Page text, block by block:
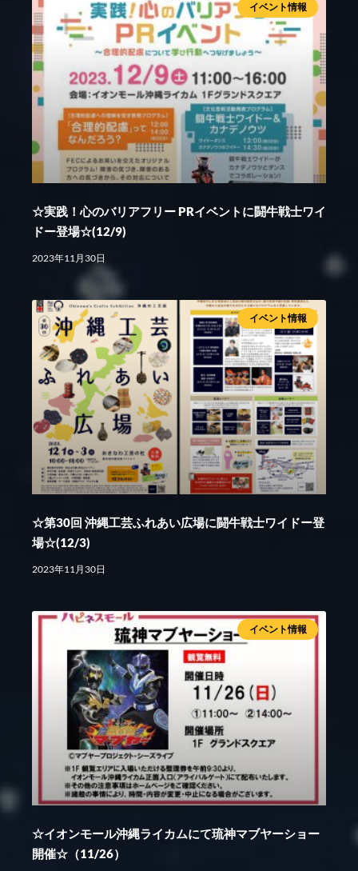
イベント情報
☆実践！心のバリアフリー PRイベントに闘牛戦士ワイ
ドー登場☆(12/9)
2023年11月30日
イベント情報
☆第30回 沖縄工芸ふれあい広場に闘牛戦士ワイドー登
場☆(12/3)
2023年11月30日
イベント情報
☆イオンモール沖縄ライカムにて琉神マブヤーショー
開催☆（11/26）